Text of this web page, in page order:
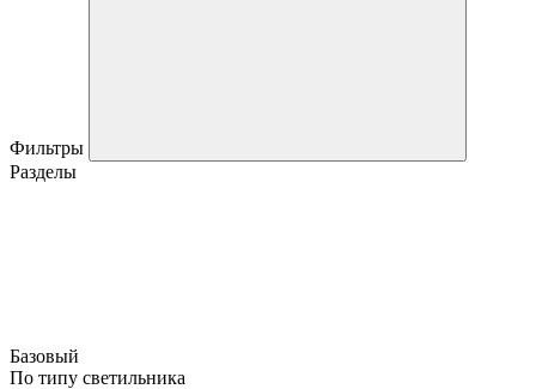
Фильтры
Разделы
Базовый
По типу светильника